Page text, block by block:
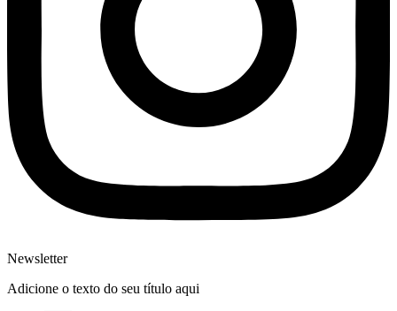
Newsletter
Adicione o texto do seu título aqui